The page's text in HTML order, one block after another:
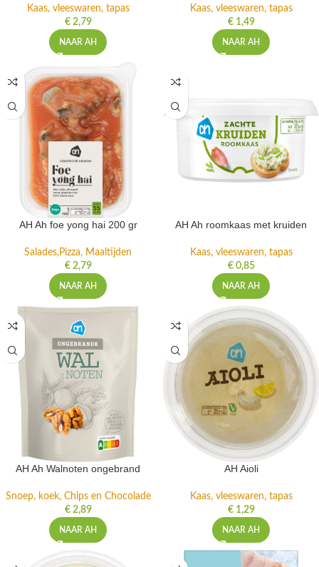
Kaas, vleeswaren, tapas
€2,79
NAAR AH
Kaas, vleeswaren, tapas
€1,49
NAAR AH
AH Ah foe yong hai 200 gr
Salades,Pizza, Maaltijden
€2,79
NAAR AH
AH Ah roomkaas met kruiden
Kaas, vleeswaren, tapas
€0,85
NAAR AH
AH Ah Walnoten ongebrand
Snoep, koek, Chips en Chocolade
€2,89
NAAR AH
AH Aioli
Kaas, vleeswaren, tapas
€1,29
NAAR AH